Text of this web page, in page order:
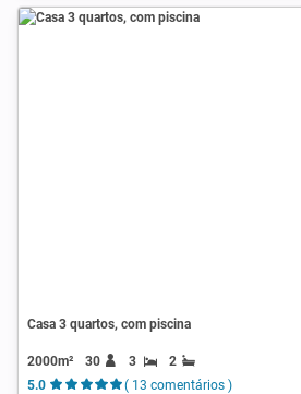
Casa 3 quartos, com piscina
2000m² 30 3
2
5.0
( 13 comentários )